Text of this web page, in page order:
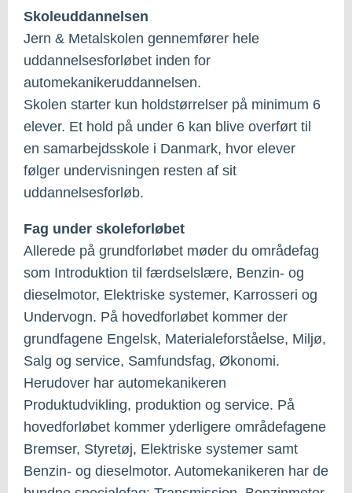
Skoleuddannelsen
Jern & Metalskolen gennemfører hele
uddannelsesforløbet inden for
automekanikeruddannelsen.
Skolen starter kun holdstørrelser på minimum 6
elever. Et hold på under 6 kan blive overført til
en samarbejdsskole i Danmark, hvor elever
følger undervisningen resten af sit
uddannelsesforløb.
Fag under skoleforløbet
Allerede på grundforløbet møder du områdefag
som Introduktion til færdselslære, Benzin- og
dieselmotor, Elektriske systemer, Karrosseri og
Undervogn. På hovedforløbet kommer der
grundfagene Engelsk, Materialeforståelse, Miljø,
Salg og service, Samfundsfag, Økonomi.
Herudover har automekanikeren
Produktudvikling, produktion og service. På
hovedforløbet kommer yderligere områdefagene
Bremser, Styretøj, Elektriske systemer samt
Benzin- og dieselmotor. Automekanikeren har de